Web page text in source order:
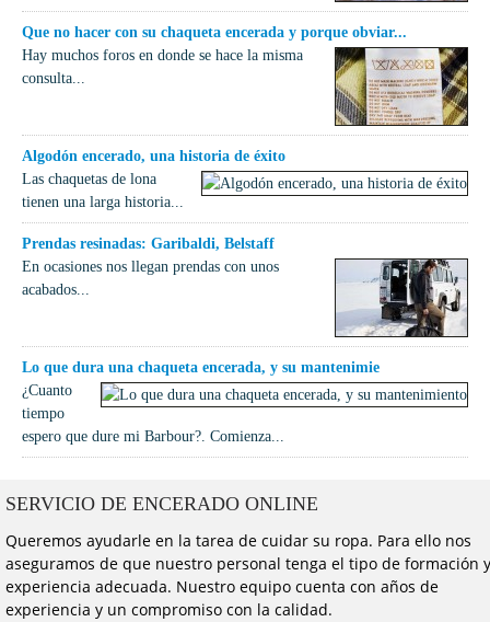
Que no hacer con su chaqueta encerada y porque obviar...
Hay muchos foros en donde se hace la misma
consulta...
Algodón encerado, una historia de éxito
Las chaquetas de lona
tienen una larga historia...
Prendas resinadas: Garibaldi, Belstaff
En ocasiones nos llegan prendas con unos
acabados...
Lo que dura una chaqueta encerada, y su mantenimie
¿Cuanto
tiempo
espero que dure mi Barbour?. Comienza...
SERVICIO DE ENCERADO ONLINE
Queremos ayudarle en la tarea de cuidar su ropa. Para ello nos
aseguramos de que nuestro personal tenga el tipo de formación y
experiencia adecuada. Nuestro equipo cuenta con años de
experiencia y un compromiso con la calidad.